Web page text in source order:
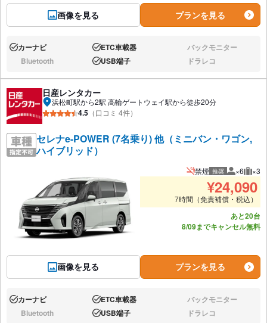
画像を見る プランを見る
あり:カーナビ あり:ETC車載器 なし:バックモニター
なし:Bluetooth あり:USB端子 なし:ドラレコ
日産レンタカー
浜松町駅から2駅 高輪ゲートウェイ駅から徒歩20分
4.5 （口コミ 4件）
セレナe-POWER (7名乗り) 他（ミニバン・ワゴン,
ハイブリッド）
画像を見る
禁煙 推奨 推奨人数
×6 推
×3
¥24,090
7時間（免責補償・税込）
あと20台
8/09までキャンセル無料
プランを見る
あり:カーナビ あり:ETC車載器 なし:バックモニター
なし:Bluetooth あり:USB端子 なし:ドラレコ